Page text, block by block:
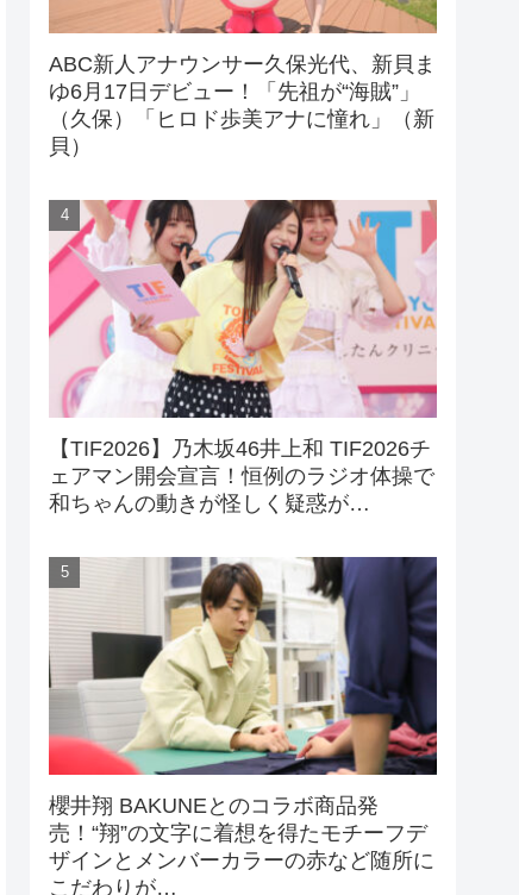
ABC新人アナウンサー久保光代、新貝ま
ゆ6月17日デビュー！「先祖が“海賊”」
（久保）「ヒロド歩美アナに憧れ」（新
貝）
【TIF2026】乃木坂46井上和 TIF2026チ
ェアマン開会宣言！恒例のラジオ体操で
和ちゃんの動きが怪しく疑惑が…
櫻井翔 BAKUNEとのコラボ商品発
売！“翔”の文字に着想を得たモチーフデ
ザインとメンバーカラーの赤など随所に
こだわりが…